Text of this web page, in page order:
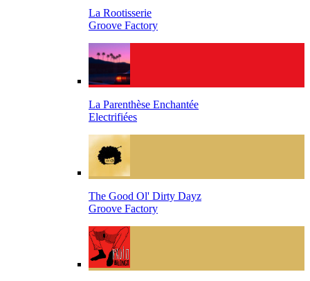
La Rootisserie
Groove Factory
La Parenthèse Enchantée
Electrifiées
The Good Ol' Dirty Dayz
Groove Factory